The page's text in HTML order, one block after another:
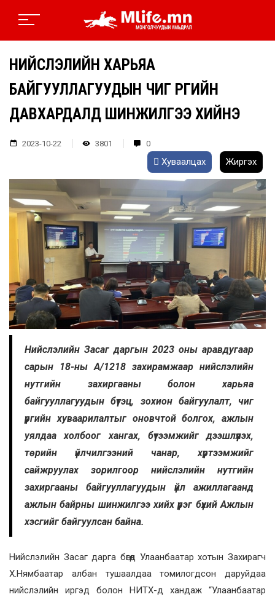
НИЙСЛЭЛИЙН ХАРЬЯА
БАЙГУУЛЛАГУУДЫН ЧИГ ҮҮРГИЙН
ДАВХАРДАЛД ШИНЖИЛГЭЭ ХИЙНЭ
2023-10-22 3801 0
Хуваалцах Жиргэх
Нийслэлийн Засаг даргын 2023 оны аравдугаар
сарын 18-ны А/1218 захирамжаар нийслэлийн
нутгийн захиргааны болон харьяа
байгууллагуудын бүтэц, зохион байгуулалт, чиг
үүргийн хуваарилалтыг оновчтой болгох, ажлын
уялдаа холбоог хангах, бүтээмжийг дээшлүүлэх,
төрийн үйлчилгээний чанар, хүртээмжийг
сайжруулах зорилгоор нийслэлийн нутгийн
захиргааны байгууллагуудын үйл ажиллагаанд
ажлын байрны шинжилгээ хийх үүрэг бүхий Ажлын
хэсгийг байгуулсан байна.
Нийслэлийн Засаг дарга бөгөөд Улаанбаатар хотын Захирагч
Х.Нямбаатар албан тушаалдаа томилогдсон даруйдаа
нийслэлийн иргэд болон НИТХ-д хандаж “Улаанбаатар